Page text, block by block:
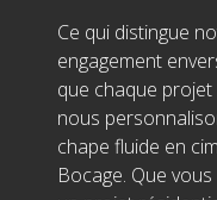
Ce qui distingue
engagement
que chaque
nous
chape fluide en
Bocage. Que